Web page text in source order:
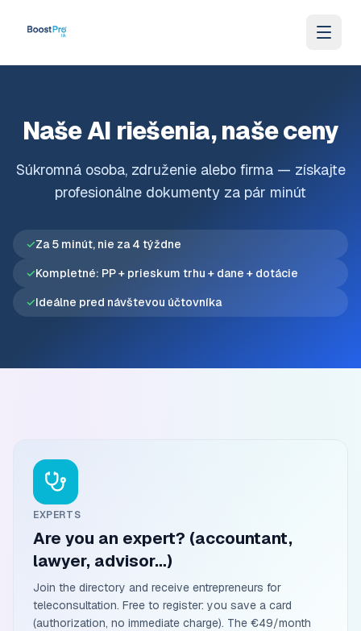
Naše AI riešenia, naše ceny
Súkromná osoba, združenie alebo firma — získajte
profesionálne dokumenty za pár minút
✓Za 5 minút, nie za 4 týždne
✓Kompletné: PP + prieskum trhu + dane + dotácie
✓Ideálne pred návštevou účtovníka
EXPERTS
Are you an expert? (accountant,
lawyer, advisor…)
Join the directory and receive entrepreneurs for
teleconsultation. Free to register: you save a card
(authorization, no immediate charge). The €49/month